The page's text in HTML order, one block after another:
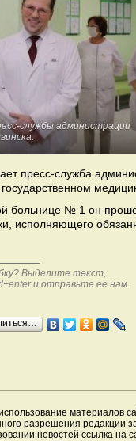
службы администрации
пресс-служба
больнице № 1 он
исполняющего
Выделите текст,
и отправьте ее нам.
материалов
разрешения редакции
новостей ссылка на